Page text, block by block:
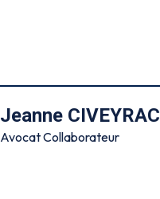
Jeanne CIVEYRAC
Avocat Collaborateur